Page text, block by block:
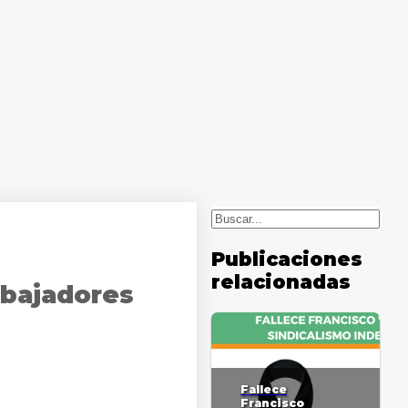
Buscar
Publicaciones
relacionadas
Fallece
Francisco